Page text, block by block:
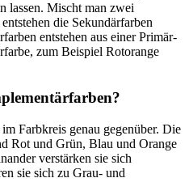
lassen. Mischt man zwei
die Sekundärfarben
entstehen aus einer Primär-
zum Beispiel Rotorange
Farbkreis genau gegenüber. Die
Rot und Grün, Blau und Orange
verstärken sie sich
sie sich zu Grau- und